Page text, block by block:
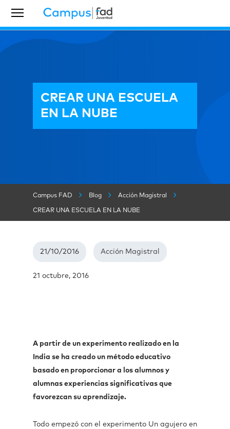
CREAR UNA ESCUELA
EN LA NUBE
Campus FAD Blog Acción Magistral
CREAR UNA ESCUELA EN LA NUBE
21/10/2016 Acción Magistral
21 octubre, 2016
A partir de un experimento realizado en la
India se ha creado un método educativo
basado en proporcionar a los alumnos y
alumnas experiencias significativas que
favorezcan su aprendizaje.
Todo empezó con el experimento Un agujero en